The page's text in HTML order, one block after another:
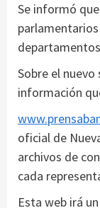
Se informó
Sobre el
información
oficial de
archivos de
cada
Esta web irá